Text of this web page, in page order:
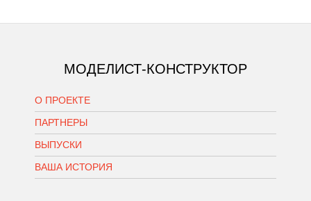
МОДЕЛИСТ-КОНСТРУКТОР
О ПРОЕКТЕ
ПАРТНЕРЫ
ВЫПУСКИ
ВАША ИСТОРИЯ